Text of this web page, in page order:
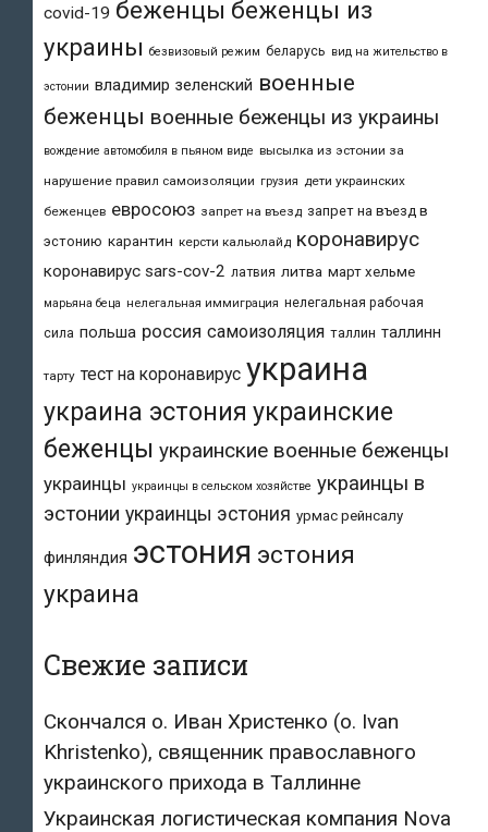
covid-19 беженцы беженцы из
украины безвизовый режим беларусь вид на жительство в
эстонии владимир зеленский военные
беженцы военные беженцы из украины
вождение автомобиля в пьяном виде высылка из эстонии за
нарушение правил самоизоляции грузия дети украинских
беженцев евросоюз запрет на въезд запрет на въезд в
эстонию карантин керсти кальюлайд коронавирус
коронавирус sars-cov-2 латвия литва март хельме
марьяна беца нелегальная иммиграция нелегальная рабочая
сила польша россия самоизоляция таллин таллинн
тарту тест на коронавирус украина
украина эстония украинские
беженцы украинские военные беженцы
украинцы украинцы в сельском хозяйстве украинцы в
эстонии украинцы эстония урмас рейнсалу
финляндия эстония эстония
украина
Свежие записи
Скончался о. Иван Христенко (о. Ivan
Khristenko), священник православного
украинского прихода в Таллинне
Украинская логистическая компания Nova